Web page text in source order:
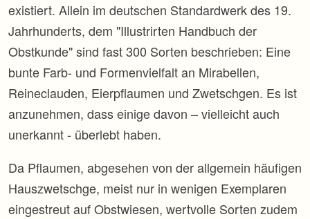
existiert. Allein im deutschen Standardwerk des 19.
Jahrhunderts, dem "Illustrirten Handbuch der
Obstkunde" sind fast 300 Sorten beschrieben: Eine
bunte Farb- und Formenvielfalt an Mirabellen,
Reineclauden, Eierpflaumen und Zwetschgen. Es ist
anzunehmen, dass einige davon – vielleicht auch
unerkannt - überlebt haben.
Da Pflaumen, abgesehen von der allgemein häufigen
Hauszwetschge, meist nur in wenigen Exemplaren
eingestreut auf Obstwiesen, wertvolle Sorten zudem